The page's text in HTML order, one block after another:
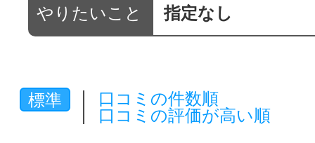
通信講座を
体験レッス
やりたいこと 指定なし
標準
口コミの件数順
口コミの評価が高い順